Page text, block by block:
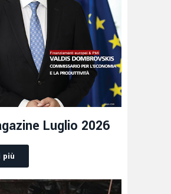
Luglio 2026
più